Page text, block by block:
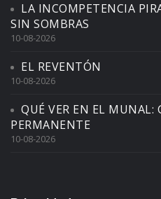
LA INCOMPETENCIA
SIN SOMBRAS
10-08-2026
EL REVENTÓN
10-08-2026
QUÉ VER EN EL MUNAL:
PERMANENTE
10-08-2026